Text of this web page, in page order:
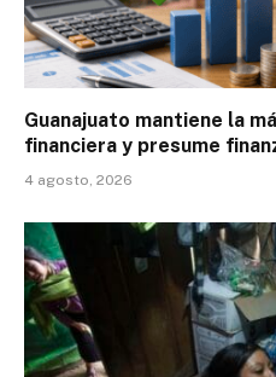
Guanajuato mantiene la
financiera y presume
4 agosto, 2026